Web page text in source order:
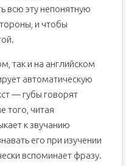
всю эту непонятную
и чтобы
так и на английском
автоматическую
— губы говорят
того, читая
к звучанию
его при изучении
вспоминает фразу.